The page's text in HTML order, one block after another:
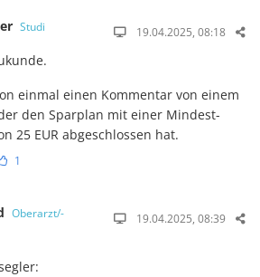
Studi 19.04.2025, 08:18
einmal einen Kommentar von einem
den Sparplan mit einer Mindest-
25 EUR abgeschlossen hat.
1
Oberarzt/-
19.04.2025, 08:39